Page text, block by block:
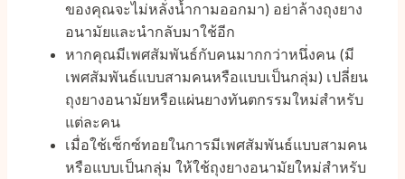
ของคุณจะไม่หลั่งน้ำกามออกมา) อย่าล้างถุงยาง
อนามัยและนำกลับมาใช้อีก
หากคุณมีเพศสัมพันธ์กับคนมากกว่าหนึ่งคน (มี
เพศสัมพันธ์แบบสามคนหรือแบบเป็นกลุ่ม) เปลี่ยน
ถุงยางอนามัยหรือแผ่นยางทันตกรรมใหม่สำหรับ
แต่ละคน
เมื่อใช้เซ็กซ์ทอยในการมีเพศสัมพันธ์แบบสามคน
หรือแบบเป็นกลุ่ม ให้ใช้ถุงยางอนามัยใหม่สำหรับ